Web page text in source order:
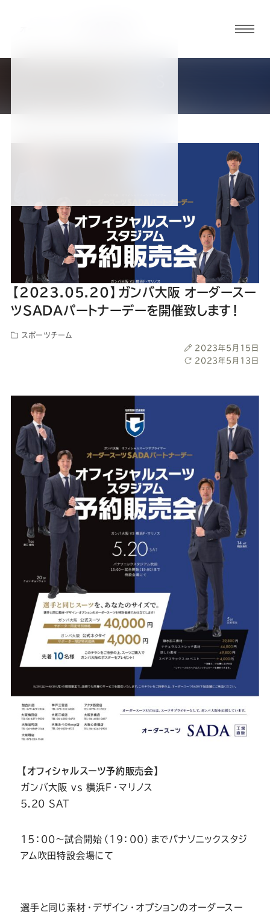
ー
ダ
ー
ス
ー
の
公
式
Youtube
ー
ダ
ー
ス
SADA
公
式
Facebook
ー
ダ
ー
ス
SADA
の
公
式
Twitter
ー
ダ
ー
ス
SADA
の
公
式
Instagram
ー
ダ
ー
ス
SADA
の
公
式
LINE
【2023.05.20】ガンバ大阪 オーダースー
ツSADAパートナーデーを開催致します！
スポーツチーム
投
稿
2023年5月15日
最
2023年5月13日
【オフィシャルスーツ予約販売会】
ガンバ大阪 vs 横浜F・マリノス
5.20 SAT
15：00～試合開始（19：00）までパナソニックスタジ
アム吹田特設会場にて
選手と同じ素材・デザイン・オプションのオーダースー